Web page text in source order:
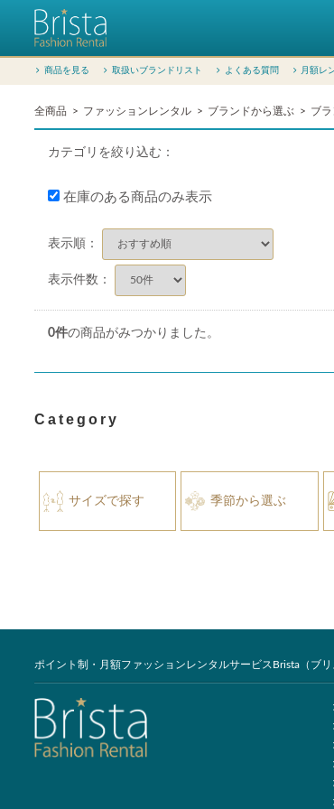
商品を見る 取扱いブランドリスト よくある質問 月額レ
全商品 ファッションレンタル ブランドから選ぶ ブ
カテゴリを絞り込む：
在庫のある商品のみ表示
表示順：
表示件数：
0件の商品がみつかりました。
Category
サイズで探す 季節から選ぶ
ポイント制・月額ファッションレンタルサービスBrista（ブリ